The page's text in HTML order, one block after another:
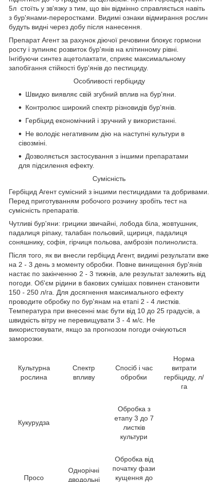
5л стоїть у зв'язку з тим, що він відмінно справляється навіть
з бур'янами-переростками. Видимі ознаки відмирання рослин
будуть видні через добу після нанесення.
Препарат Агент за рахунок діючої речовини блокує гормони
росту і зупиняє розвиток бур'янів на клітинному рівні.
Інгібуючи синтез ацетолактати, сприяє максимальному
запобігання стійкості бур'янів до пестициду.
Особливості гербіциду
Швидко виявляє свій згубний вплив на бур'яни.
Контролює широкий спектр різновидів бур'янів.
Гербіцид економічний і зручний у використанні.
Не володіє негативним дію на наступні культури в
сівозміні.
Дозволяється застосування з іншими препаратами
для підсилення ефекту.
Сумісність
Гербіцид Агент сумісний з іншими пестицидами та добривами.
Перед приготуванням робочого розчину зробіть тест на
сумісність препаратів.
Чутливі бур'яни: грицики звичайні, лобода біла, жовтушник,
падалиця ріпаку, талабан польовий, щириця, падалиця
соняшнику, софія, гірчиця польова, амброзія полинолиста.
Після того, як ви внесли гербіцид Агент, видимі результати вже
на 2 - 3 день з моменту обробки. Повне винищення бур'янів
настає по закінченню 2 - 3 тижнів, але результат залежить від
погоди. Об'єм рідини в бакових сумішах повинен становити
150 - 250 л/га. Для досягнення максимального ефекту
проводите обробку по бур'янам на етапі 2 - 4 листків.
Температура при внесенні має бути від 10 до 25 градусів, а
швидкість вітру не перевищувати 3 - 4 м/с. Не
використовувати, якщо за прогнозом погоди очікуються
заморозки.
Культурна
рослина
Спектр
впливу
Спосіб і час
обробки
Норма
витрати
гербіциду, л/
га
Кукурудза
Однорічні
дводольні
Обробка з
етапу 3 до 7
листків
культури
Просо
Обробка від
початку фази
кущення до